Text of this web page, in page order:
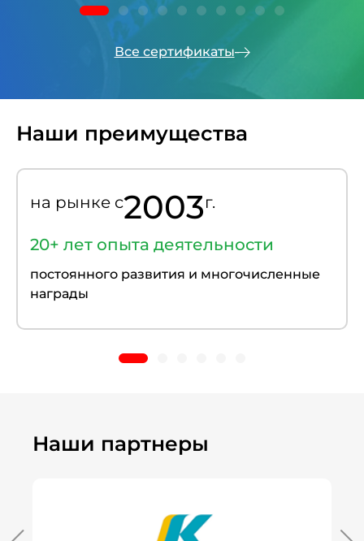
Все сертификаты
Наши преимущества
на рынке c2003г.
20+ лет опыта деятельности
постоянного развития и многочисленные
награды
Наши партнеры